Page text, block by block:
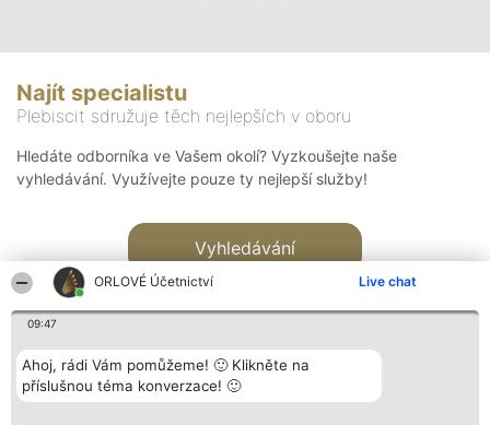
ORLOVÉ Účetnictví Live chat
09:47
Ahoj, rádi Vám pomůžeme! 🙂 Klikněte na
příslušnou téma konverzace! 🙂
Najít specialistu
Plebiscit sdružuje těch nejlepších v oboru
Hledáte odborníka ve Vašem okolí? Vyzkoušejte naše
vyhledávání. Využívejte pouze ty nejlepší služby!
Vyhledávání